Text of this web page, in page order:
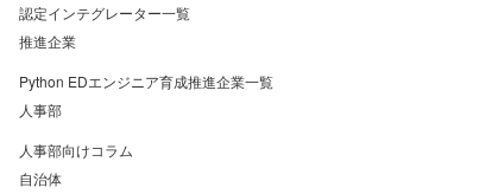
認定インテグレーター一覧
推進企業
Python EDエンジニア育成推進企業一覧
人事部
人事部向けコラム
自治体